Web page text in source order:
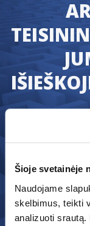
Šioje svetainėje
Naudojame
skelbimus, teikti
analizuoti
Mes
Perduokite
nedelsiant